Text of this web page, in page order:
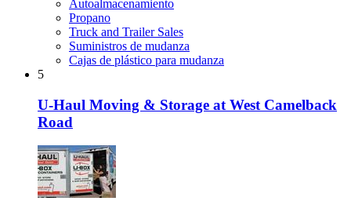
Autoalmacenamiento
Propano
Truck and Trailer Sales
Suministros de mudanza
Cajas de plástico para mudanza
5
U-Haul Moving & Storage at West Camelback
Road